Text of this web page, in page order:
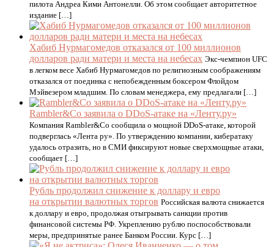
пилота Андреа Кими Антонелли. Об этом сообщает авторитетное
издание […]
Хабиб Нурмагомедов отказался от 100 миллионов
долларов ради матери и места на небесах Экс-чемпион UFC
в легком весе Хабиб Нурмагомедов по религиозным соображениям
отказался от поединка с непобежденным боксером Флойдом
Мэйвезером младшим. По словам менеджера, ему предлагали […]
Rambler&Co заявила о DDoS-атаке на «Ленту.ру»
Компания Rambler&Co сообщила о мощной DDoS-атаке, которой
подверглась «Лента ру». По утверждению компании, кибератаку
удалось отразить, но в СМИ фиксируют новые сверхмощные атаки,
сообщает […]
Рубль продолжил снижение к доллару и евро
на открытии валютных торгов Российская валюта снижается
к доллару и евро, продолжая отыгрывать санкции против
финансовой системы РФ. Укреплению рублю поспособствовали
меры, предпринятые ранее Банком России. Курс […]